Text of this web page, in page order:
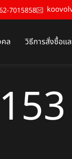
7015858
ล วิธีการสั่งซื้อแล